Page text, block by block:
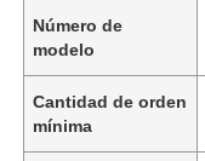
Número de
modelo
Cantidad de orden
mínima